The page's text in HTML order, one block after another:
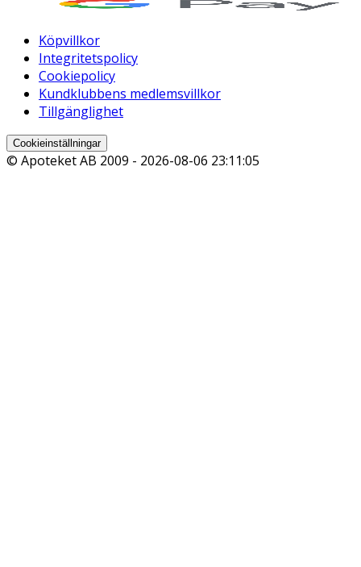
Köpvillkor
Integritetspolicy
Cookiepolicy
Kundklubbens medlemsvillkor
Tillgänglighet
Cookieinställningar
© Apoteket AB 2009 - 2026-08-06 23:11:05